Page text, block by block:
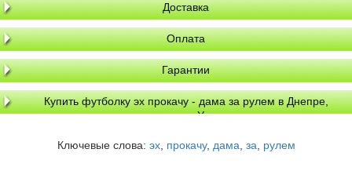
Доставка
Оплата
Гарантии
Купить футболку эх прокачу - дама за рулем в Днепре,
доставка по Украине
Ключевые слова: эх, прокачу, дама, за, рулем